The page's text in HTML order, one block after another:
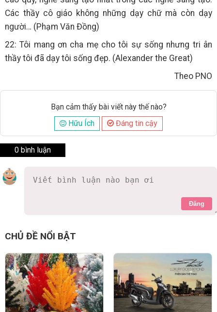
Các thầy cô giáo không những dạy chữ mà còn dạy
người… (Phạm Văn Đồng)
22: Tôi mang ơn cha mẹ cho tôi sự sống nhưng tri ân
thầy tôi đã dạy tôi sống đẹp. (Alexander the Great)
Theo PNO
Bạn cảm thấy bài viết này thế nào?
Hữu Ích
Đáng tin cậy
0 bình luận
Đăng
CHỦ ĐỀ NỔI BẬT